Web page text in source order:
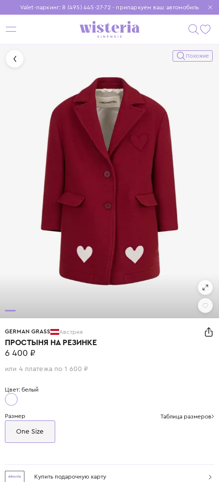
Valet-паркинг: 8 (495) 445-27-72 - припаркуем ваш автомобиль
Бесплатная доставка при заказе от 15 000 ₽
Установите приложение, чтобы покупки были еще удобнее
Похожие
GERMAN GRASS Австрия
ПРОСТЫНЯ НА РЕЗИНКЕ
6 400 ₽
или 4 платежа по 1 600 ₽
Цвет: белый
Размер Таблица размеров
One Size
Купить подарочную карту